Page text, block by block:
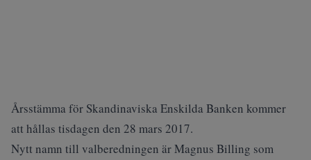
Årsstämma för Skandinaviska Enskilda Banken kommer
att hållas tisdagen den 28 mars 2017.
Nytt namn till valberedningen är Magnus Billing som